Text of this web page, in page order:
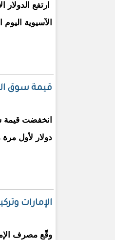
ارتفع
الآسيوية اليوم
قيمة سوق
انخفضت قيمة
دولار لأول مرة
الإمارات
وقّع مصرف